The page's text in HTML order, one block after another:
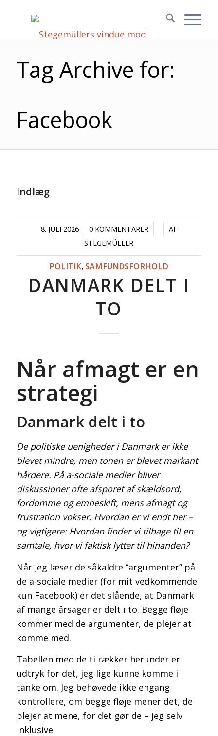
Tag Archive for:
Facebook
Indlæg
8. JULI 2026
/ 0 KOMMENTARER
/ /
AF
STEGEMÜLLER
POLITIK, SAMFUNDSFORHOLD
DANMARK DELT I
TO
Når afmagt er en
strategi
Danmark delt i to
De politiske uenigheder i Danmark er ikke
blevet mindre, men tonen er blevet markant
hårdere. På a-sociale medier bliver
diskussioner ofte afsporet af skældsord,
fordomme og emneskift, mens afmagt og
frustration vokser. Hvordan er vi endt her –
og vigtigere: Hvordan finder vi tilbage til en
samtale, hvor vi faktisk lytter til hinanden?
Når jeg læser de såkaldte “argumenter” på
de a-sociale medier (for mit vedkommende
kun Facebook) er det slående, at Danmark
af mange årsager er delt i to. Begge fløje
kommer med de argumenter, de plejer at
komme med.
Tabellen med de ti rækker herunder er
udtryk for det, jeg lige kunne komme i
tanke om. Jeg behøvede ikke engang
kontrollere, om begge fløje mener det, de
plejer at mene, for det gør de – jeg selv
inklusive.